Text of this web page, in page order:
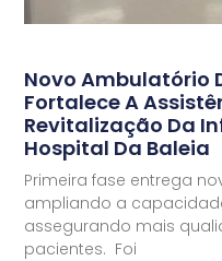
Novo Ambulatório
Fortalece A
Revitalização Da
Hospital Da Baleia
Primeira fase entrega
ampliando a
assegurando mais
pacientes. Foi